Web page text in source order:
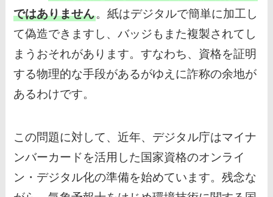
ではありません。紙はデジタルで簡単に加工し
て偽造できますし、バッジもまた複製されてし
まうおそれがあります。すなわち、資格を証明
する物理的な手段があるがゆえに詐称の余地が
あるわけです。
この問題に対して、近年、デジタル庁はマイナ
ンバーカードを活用した国家資格のオンライ
ン・デジタル化の準備を始めています。残念な